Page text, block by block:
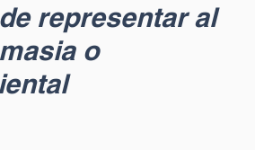
representar al
o